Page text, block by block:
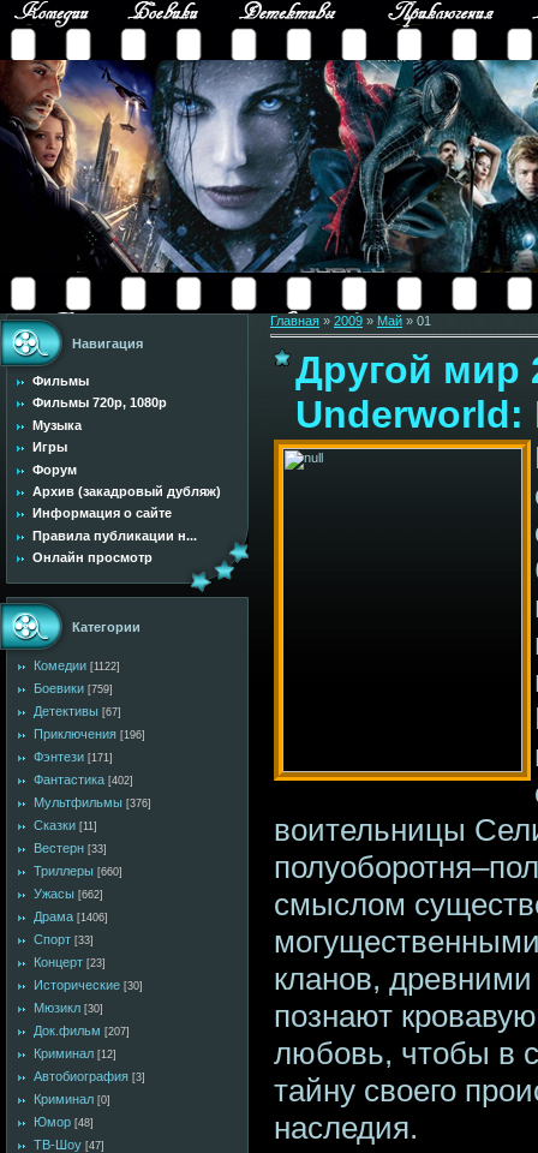
Навигация
Фильмы
Фильмы 720p, 1080p
Музыка
Игры
Форум
Архив (закадровый дубляж)
Информация о сайте
Правила публикации н...
Онлайн просмотр
Категории
Комедии [1122]
Боевики [759]
Детективы [67]
Приключения [196]
Фэнтези [171]
Фантастика [402]
Мультфильмы [376]
Сказки [11]
Вестерн [33]
Триллеры [660]
Ужасы [662]
Драма [1406]
Спорт [33]
Концерт [23]
Исторические [30]
Мюзикл [30]
Док.фильм [207]
Криминал [12]
Автобиография [3]
Криминал [0]
Юмор [48]
ТВ-Шоу [47]
Главная » 2009 » Май » 01
Другой мир
Underworld:
воительницы
смыслом
кланов,
познают
любовь, чтобы в
тайну своего
наследия.